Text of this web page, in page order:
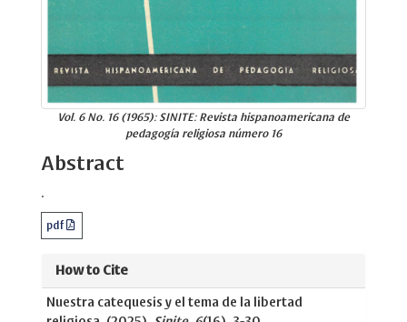
Vol. 6 No. 16 (1965): SINITE: Revista hispanoamericana de
pedagogía religiosa número 16
Abstract
.
pdf
How to Cite
Nuestra catequesis y el tema de la libertad